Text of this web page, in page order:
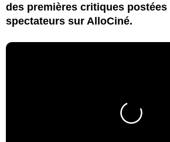
des premières critiques postées
spectateurs sur AlloCiné.